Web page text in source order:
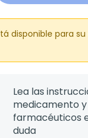
disponible para
Lea las
medicamento y
farmacéuticos
duda